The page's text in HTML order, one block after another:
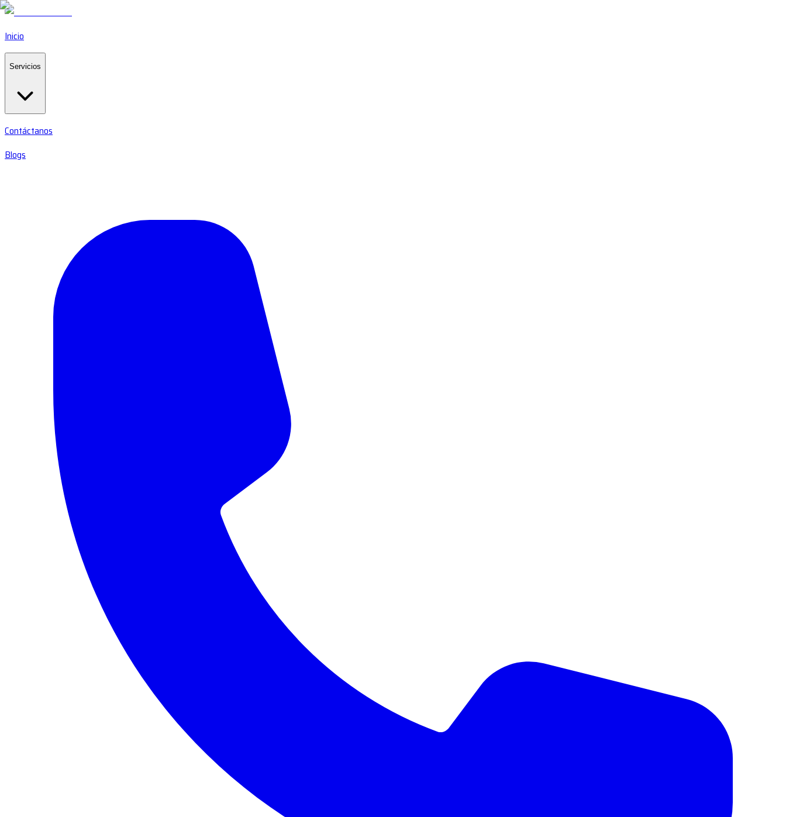
Inicio
Servicios
Contáctanos
Blogs